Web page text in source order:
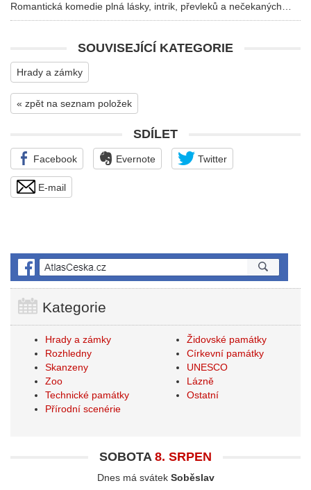
Romantická komedie plná lásky, intrik, převleků a nečekaných…
SOUVISEJÍCÍ KATEGORIE
Hrady a zámky
« zpět na seznam položek
SDÍLET
Facebook Evernote Twitter
E-mail
Kategorie
Hrady a zámky
Rozhledny
Skanzeny
Zoo
Technické památky
Přírodní scenérie
Židovské památky
Církevní památky
UNESCO
Lázně
Ostatní
SOBOTA 8. SRPEN
Dnes má svátek Soběslav